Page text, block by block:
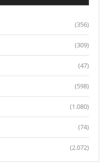
(356)
(309)
(47)
(598)
(1.080)
(74)
(2.072)